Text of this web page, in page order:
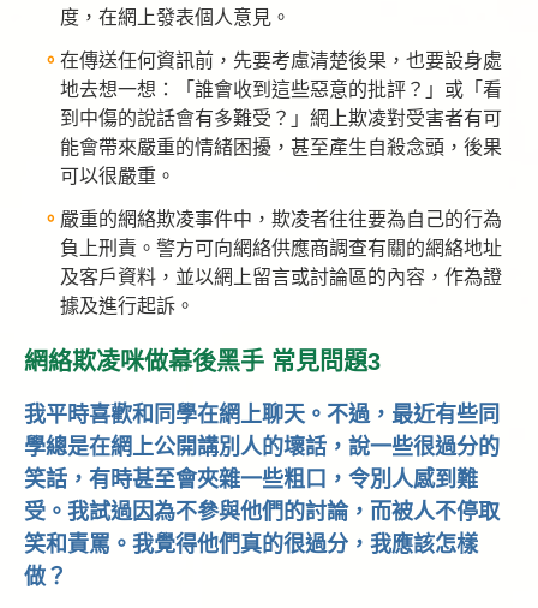
度，在網上發表個人意見。
在傳送任何資訊前，先要考慮清楚後果，也要設身處
地去想一想：「誰會收到這些惡意的批評？」或「看
到中傷的說話會有多難受？」網上欺凌對受害者有可
能會帶來嚴重的情緒困擾，甚至產生自殺念頭，後果
可以很嚴重。
嚴重的網絡欺凌事件中，欺凌者往往要為自己的行為
負上刑責。警方可向網絡供應商調查有關的網絡地址
及客戶資料，並以網上留言或討論區的內容，作為證
據及進行起訴。
網絡欺凌咪做幕後黑手 常見問題3
我平時喜歡和同學在網上聊天。不過，最近有些同
學總是在網上公開講別人的壞話，說一些很過分的
笑話，有時甚至會夾雜一些粗口，令別人感到難
受。我試過因為不參與他們的討論，而被人不停取
笑和責罵。我覺得他們真的很過分，我應該怎樣
做？